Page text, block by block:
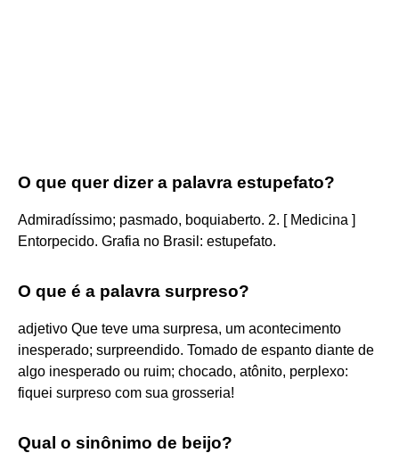
O que quer dizer a palavra estupefato?
Admiradíssimo; pasmado, boquiaberto. 2. [ Medicina ]
Entorpecido. Grafia no Brasil: estupefato.
O que é a palavra surpreso?
adjetivo Que teve uma surpresa, um acontecimento
inesperado; surpreendido. Tomado de espanto diante de
algo inesperado ou ruim; chocado, atônito, perplexo:
fiquei surpreso com sua grosseria!
Qual o sinônimo de beijo?